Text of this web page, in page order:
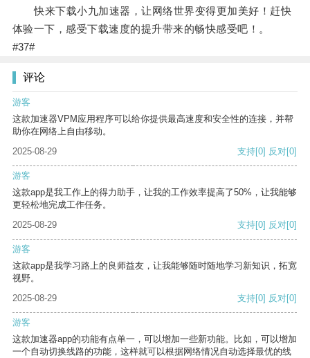
快来下载小九加速器，让网络世界变得更加美好！赶快
体验一下，感受下载速度的提升带来的畅快感受吧！。
#37#
评论
游客
这款加速器VPM应用程序可以给你提供最高速度和安全性的连接，并帮
助你在网络上自由移动。
2025-08-29
支持[0] 反对[0]
游客
这款app是我工作上的得力助手，让我的工作效率提高了50%，让我能够
更轻松地完成工作任务。
2025-08-29
支持[0] 反对[0]
游客
这款app是我学习路上的良师益友，让我能够随时随地学习新知识，拓宽
视野。
2025-08-29
支持[0] 反对[0]
游客
这款加速器app的功能有点单一，可以增加一些新功能。比如，可以增加
一个自动切换线路的功能，这样就可以根据网络情况自动选择最优的线